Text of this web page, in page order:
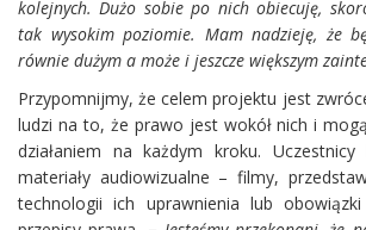
kolejnych. Dużo sobie po nich obiecuję,
tak wysokim poziomie. Mam nadzieję, że
równie dużym a może i jeszcze większym
Przypomnijmy, że celem projektu jest
ludzi na to, że prawo jest wokół nich i
działaniem na każdym kroku. Uczestnicy
materiały audiowizualne – filmy,
technologii ich uprawnienia lub